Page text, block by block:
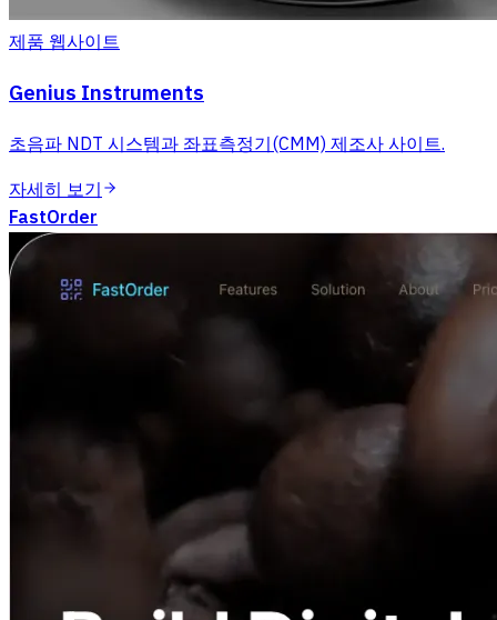
제품 웹사이트
Genius Instruments
초음파 NDT 시스템과 좌표측정기(CMM) 제조사 사이트.
자세히 보기
FastOrder